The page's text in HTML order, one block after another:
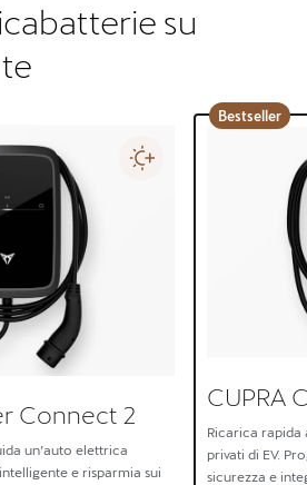
su
Connect 2
un’auto elettrica
e risparmia sui
Bestseller
CUPRA
Ricarica
privati di EV.
sicurezza e